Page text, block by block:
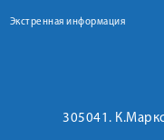
Экстренная информация
305041.